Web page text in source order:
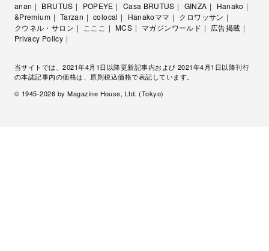
anan BRUTUS POPEYE Casa BRUTUS GINZA
Hanako
&Premium
Tarzan colocal Hanakoママ
クロワッサン
クウネル・サロン
こここ MCS マガジンワールド
広告掲載
Privacy Policy
当サイトでは、2021年4月1日以降更新記事内および 2021年4月1日以降刊行
の本誌記事内の価格は、原則税込価格で表記しています。
© 1945-2026 by Magazine House, Ltd. (Tokyo)